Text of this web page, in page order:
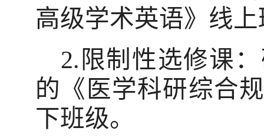
高级学术英语》线
2. 限制性选修课
的《医学科研综合
下班级。